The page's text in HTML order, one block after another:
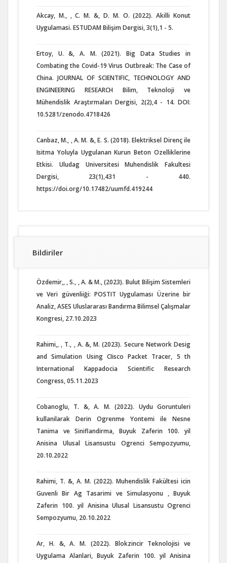
Akcay, M., , C. M. &, D. M. O. (2022). Akilli Konut
Uygulamasi. ESTUDAM Bilişim Dergisi, 3(1),1 - 5.
Ertoy, U. &, A. M. (2021). Big Data Studies in
Combating the Covid-19 Virus Outbreak: The Case of
China. JOURNAL OF SCIENTIFIC, TECHNOLOGY AND
ENGINEERING RESEARCH Bilim, Teknoloji ve
Mühendislik Araştırmaları Dergisi, 2(2),4 - 14. DOI:
10.5281/zenodo.4718426
Canbaz, M., , A. M. &, E. S. (2018). Elektriksel Direnç ile
Isitma Yoluyla Uygulanan Kurun Beton Ozelliklerine
Etkisi. Uludag Universitesi Muhendislik Fakultesi
Dergisi, 23(1),431 - 440.
https://doi.org/10.17482/uumfd.419244
Bildiriler
Özdemir,, , S., , A. & M., (2023). Bulut Bilişim Sistemleri
ve Veri güvenliiği: POSTIT Uygulaması Üzerine bir
Analiz, ASES Uluslararası Bandırma Bilimsel Çalışmalar
Kongresi, 27.10.2023
Rahimi,, , T., , A. &, M. (2023). Secure Network Desig
and Simulation Using CIisco Packet Tracer, 5 th
International Kappadocia Scientific Research
Congress, 05.11.2023
Cobanoglu, T. &, A. M. (2022). Uydu Goruntuleri
kullanilarak Derin Ogrenme Yontemi ile Nesne
Tanima ve Siniflandirma, Buyuk Zaferin 100. yil
Anisina Ulusal Lisansustu Ogrenci Sempozyumu,
20.10.2022
Rahimi, T. &, A. M. (2022). Muhendislik Fakültesi icin
Guvenli Bir Ag Tasarimi ve Simulasyonu , Buyuk
Zaferin 100. yil Anisina Ulusal Lisansustu Ogrenci
Sempozyumu, 20.10.2022
Ar, H. &, A. M. (2022). Blokzincir Teknolojisi ve
Uygulama Alanlari, Buyuk Zaferin 100. yil Anisina